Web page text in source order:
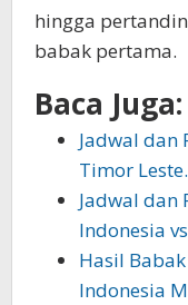
hingga
babak pertama.
Baca Juga:
Jadwal dan
Timor
Jadwal dan
Indonesia
Hasil
Indonesia